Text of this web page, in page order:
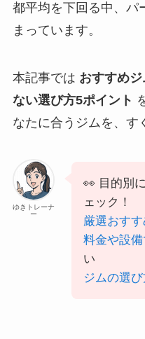
都平均を下回る中、パ
まっています。
本記事では おすすめ
ない選び方5ポイント
なたに合うジムを、す
ゆきトレーナ
ー
👀 目的別
ェック！
厳選おす
料金や設
い
ジムの選